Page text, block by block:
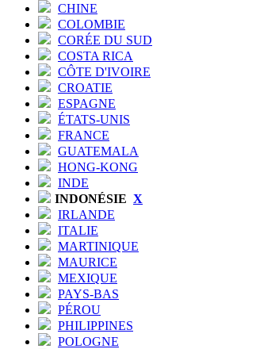
CHINE
COLOMBIE
CORÉE DU SUD
COSTA RICA
CÔTE D'IVOIRE
CROATIE
ESPAGNE
ÉTATS-UNIS
FRANCE
GUATEMALA
HONG-KONG
INDE
INDONÉSIE X
IRLANDE
ITALIE
MARTINIQUE
MAURICE
MEXIQUE
PAYS-BAS
PÉROU
PHILIPPINES
POLOGNE